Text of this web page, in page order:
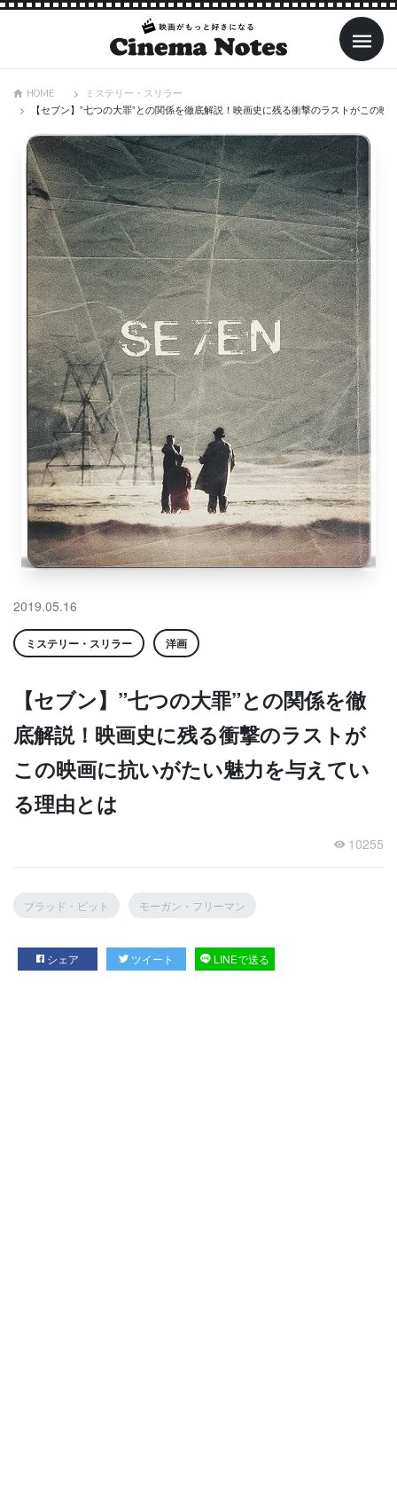
HOME
ミステリー・スリラー
【セブン】”七つの大罪”との関係を徹底解説！映画史に残る衝撃のラストがこの
2019.05.16
ミステリー・スリラー 洋画
【セブン】”七つの大罪”との関係を徹
底解説！映画史に残る衝撃のラストが
この映画に抗いがたい魅力を与えてい
る理由とは
10255
ブラッド・ピット モーガン・フリーマン
シェア ツイート LINEで送る